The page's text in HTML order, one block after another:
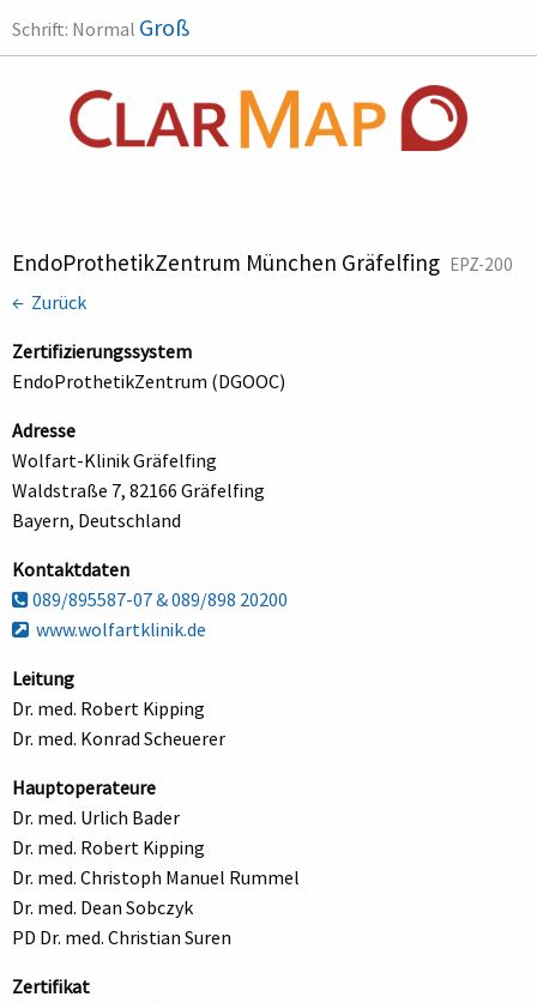
Schrift: Normal Groß
EndoProthetikZentrum München Gräfelfing EPZ-200
← Zurück
Zertifizierungssystem
EndoProthetikZentrum (DGOOC)
Adresse
Wolfart-Klinik Gräfelfing
Waldstraße 7, 82166 Gräfelfing
Bayern, Deutschland
Kontaktdaten
089/895587-07 & 089/898 20200
www.wolfartklinik.de
Leitung
Dr. med. Robert Kipping
Dr. med. Konrad Scheuerer
Hauptoperateure
Dr. med. Urlich Bader
Dr. med. Robert Kipping
Dr. med. Christoph Manuel Rummel
Dr. med. Dean Sobczyk
PD Dr. med. Christian Suren
Zertifikat